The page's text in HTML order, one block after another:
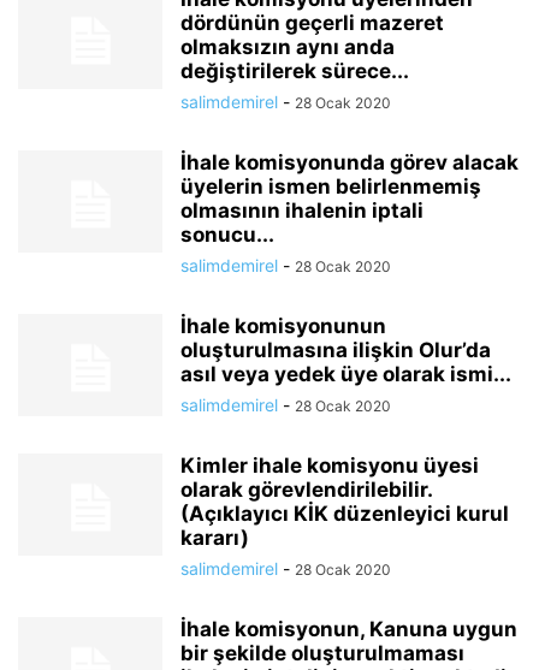
dördünün geçerli mazeret
olmaksızın aynı anda
değiştirilerek sürece...
salimdemirel - 28 Ocak 2020
İhale komisyonunda görev alacak
üyelerin ismen belirlenmemiş
olmasının ihalenin iptali
sonucu...
salimdemirel - 28 Ocak 2020
İhale komisyonunun
oluşturulmasına ilişkin Olur’da
asıl veya yedek üye olarak ismi...
salimdemirel - 28 Ocak 2020
Kimler ihale komisyonu üyesi
olarak görevlendirilebilir.
(Açıklayıcı KİK düzenleyici kurul
kararı)
salimdemirel - 28 Ocak 2020
İhale komisyonun, Kanuna uygun
bir şekilde oluşturulmaması